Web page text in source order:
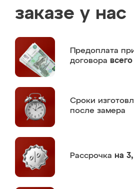
заказе у нас
Предоплата
договора
Сроки
после замера
Рассрочка на